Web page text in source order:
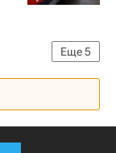
Еще5